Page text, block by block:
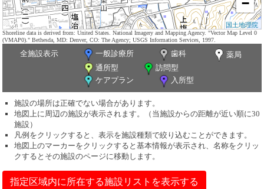
−
国土地理院
Shoreline data is derived from: United States. National Imagery and Mapping Agency. "Vector Map Level 0
(VMAP0)." Bethesda, MD: Denver, CO: The Agency; USGS Information Services, 1997.
全施設表示 一般診療所 歯科
薬局
通所型
訪問型
ケアプラン
入所型
施設の場所は正確でない場合があります。
地図上に周辺の施設が表示されます。（当施設からの距離が近い順に30
施設）
凡例をクリックすると、表示を施設種類で絞り込むことができます。
地図上のマーカーをクリックすると基本情報が表示され、名称をクリッ
クするとその施設のページに移動します。
指定区域内に所在する施設リストを表示する